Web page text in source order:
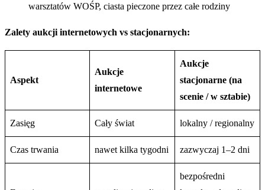
warsztatów WOŚP, ciasta pieczone przez całe rodziny
Zalety aukcji internetowych vs stacjonarnych:
Aspekt
Aukcje
internetowe
Aukcje
stacjonarne (na
scenie / w sztabie)
Zasięg Cały świat lokalny / regionalny
Czas trwania nawet kilka tygodni zazwyczaj 1–2 dni
bezpośredni